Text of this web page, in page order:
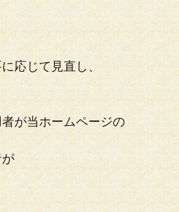
応じて見直し、
が当ホームページの